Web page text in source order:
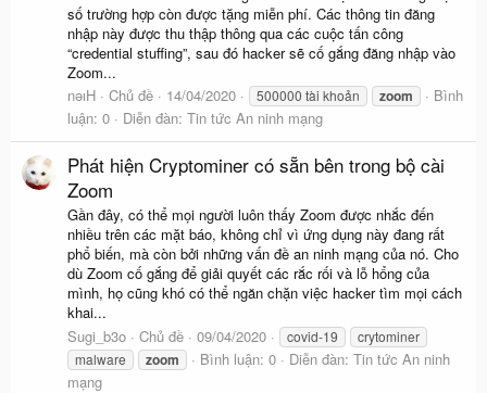
số trường hợp còn được tặng miễn phí. Các thông tin đăng
nhập này được thu thập thông qua các cuộc tấn công
“credential stuffing”, sau đó hacker sẽ cố gắng đăng nhập vào
Zoom...
nǝıH
Chủ đề 14/04/2020 500000 tài khoản zoom
Bình
luận: 0
Diễn đàn: Tin tức An ninh mạng
Phát hiện Cryptominer có sẵn bên trong bộ cài
Zoom
Gần đây, có thể mọi người luôn thấy Zoom được nhắc đến
nhiều trên các mặt báo, không chỉ vì ứng dụng này đang rất
phổ biến, mà còn bởi những vấn đề an ninh mạng của nó. Cho
dù Zoom cố gắng để giải quyết các rắc rối và lỗ hổng của
mình, họ cũng khó có thể ngăn chặn việc hacker tìm mọi cách
khai...
Sugi_b3o
Chủ đề 09/04/2020 covid-19
crytominer
malware
zoom Bình luận: 0 Diễn đàn: Tin tức An ninh
mạng